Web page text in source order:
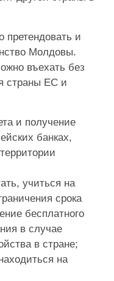
и
Молдовы.
въехать без
страны ЕС и
и получение
банках,
учиться на
срока
бесплатного
в случае
в стране;
на